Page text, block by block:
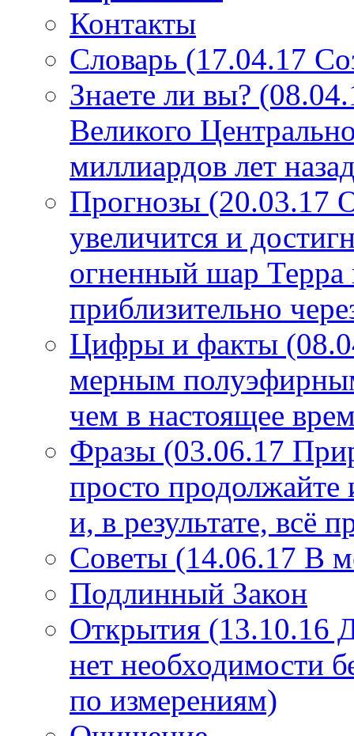
Контакты
Словарь (17.04.17
Знаете ли вы?
Великого
миллиардов лет
Прогнозы (20.03.17
увеличится и
огненный шар Терра
приблизительно
Цифры и факты
мерным
чем в настоящее
Фразы (03.06.17
просто продолжайте
и, в результате, всё
Советы (14.06.17 В
Подлинный Закон
Открытия (13.10.16
нет необходимости
по измерениям)